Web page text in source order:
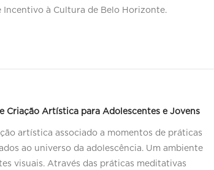
Incentivo à Cultura de Belo Horizonte.
Criação Artística para Adolescentes e Jovens
artística associado a momentos de práticas
ao universo da adolescência. Um ambiente
visuais. Através das práticas meditativas